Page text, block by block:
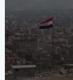
minute,
54
seconds